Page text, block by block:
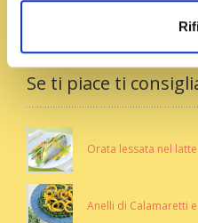
servitelo ben caldo
Se ti piace ti
Orata lessata nel
Anelli di Calamaretti